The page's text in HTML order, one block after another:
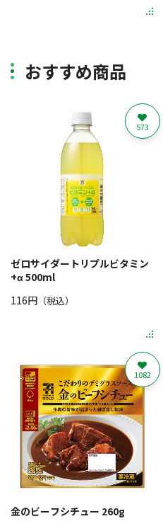
おすすめ商品
ゼロサイダートリプルビタミン
+α 500ml
116円 （税込）
573
金のビーフシチュー 260g
1082